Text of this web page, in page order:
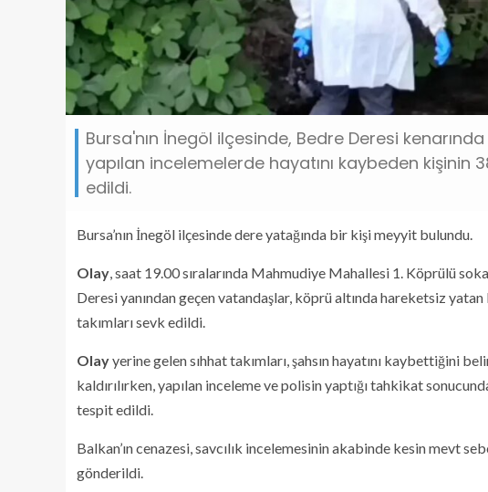
Bursa'nın İnegöl ilçesinde, Bedre Deresi
yapılan incelemelerde hayatını kaybeden kişinin
edildi.
Bursa’nın İnegöl ilçesinde dere yatağında bir kişi meyyit bulundu.
Olay , saat 19.00 sıralarında Mahmudiye Mahallesi 1. Köprülü
Deresi yanından geçen vatandaşlar, köprü altında hareketsiz
takımları sevk edildi.
Olayyerine gelen sıhhat takımları, şahsın hayatını kaybettiğini
kaldırılırken, yapılan inceleme ve polisin yaptığı tahkikat
tespit edildi.
Balkan’ın cenazesi, savcılık incelemesinin akabinde kesin mevt
gönderildi.